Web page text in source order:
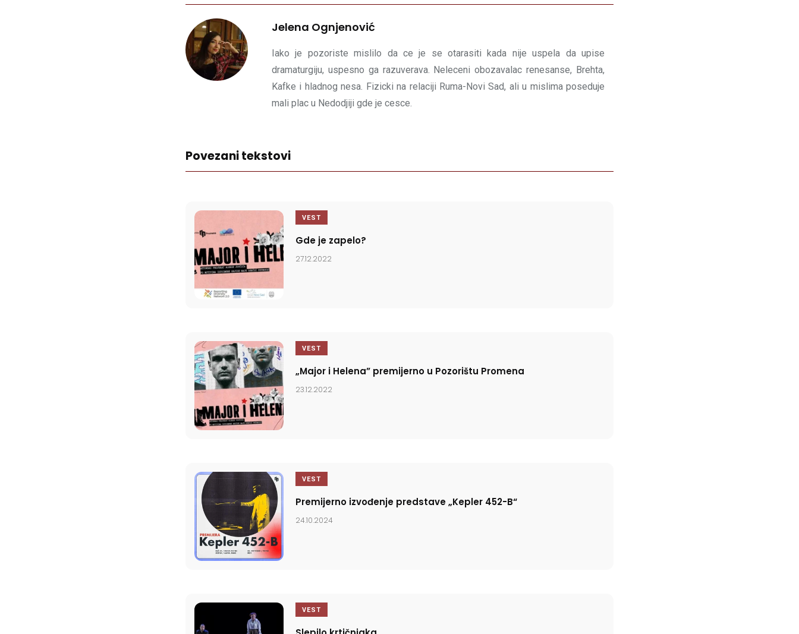
Jelena Ognjenović
Iako je pozoriste mislilo da ce je se otarasiti kada nije uspela da upise
dramaturgiju, uspesno ga razuverava. Neleceni obozavalac renesanse, Brehta,
Kafke i hladnog nesa. Fizicki na relaciji Ruma-Novi Sad, ali u mislima poseduje
mali plac u Nedodjiji gde je cesce.
Povezani tekstovi
VEST
Gde je zapelo?
27.12.2022
VEST
„Major i Helena” premijerno u Pozorištu Promena
23.12.2022
VEST
Premijerno izvođenje predstave „Kepler 452-B“
24.10.2024
VEST